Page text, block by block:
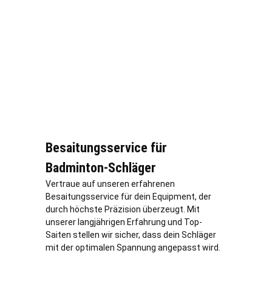
Besaitungsservice für
Badminton-Schläger
Vertraue auf unseren erfahrenen
Besaitungsservice für dein Equipment, der
durch höchste Präzision überzeugt. Mit
unserer langjährigen Erfahrung und Top-
Saiten stellen wir sicher, dass dein Schläger
mit der optimalen Spannung angepasst wird.